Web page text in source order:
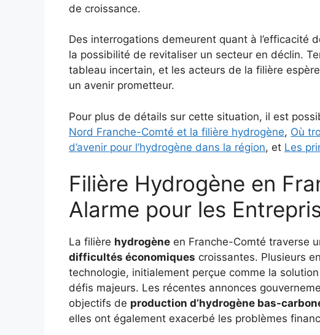
de croissance.
Des interrogations demeurent quant à l’efficacité
la possibilité de revitaliser un secteur en déclin.
tableau incertain, et les acteurs de la filière
un avenir prometteur.
Pour plus de détails sur cette situation, il est
Nord Franche-Comté et la filière hydrogène, Où
d’avenir pour l’hydrogène dans la région, et Les
Filière Hydrogène en
Alarme pour les
La filière hydrogène en Franche-Comté traverse
difficultés économiques croissantes. Plusieurs
technologie, initialement perçue comme la
défis majeurs. Les récentes annonces
objectifs de production d’hydrogène bas-
elles ont également exacerbé les problèmes